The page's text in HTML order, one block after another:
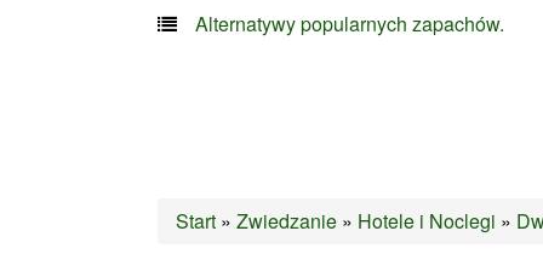
Alternatywy popularnych zapachów.
Start » Zwiedzanie » Hotele i Noclegi »